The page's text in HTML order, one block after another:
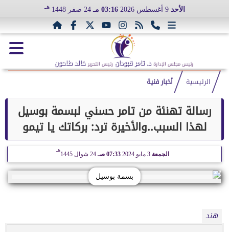
الأحد 9 أغسطس 2026 03:16 مـ 24 صفر 1448 هـ
رئيس مجلس الإدارة د. تامر قبودان رئيس التحرير خالد طاحون
الرئيسية أخبار فنية
رسالة تهنئة من تامر حسني لبسمة بوسيل
لهذا السبب..والأخيرة ترد: بركاتك يا تيمو
الجمعة 3 مايو 2024 07:33 صـ 24 شوال 1445
هـ
بسمة بوسيل
هند